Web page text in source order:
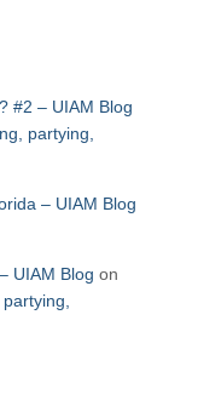
#2 – UIAM Blog
partying,
– UIAM Blog
UIAM Blog on